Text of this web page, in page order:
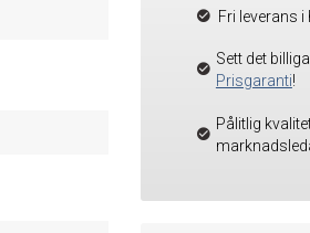
Fri leverans
Sett det
Prisgaranti!
Pålitlig